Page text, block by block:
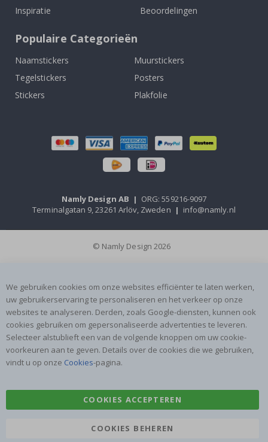
Inspiratie
Beoordelingen
Populaire Categorieën
Naamstickers
Muurstickers
Tegelstickers
Posters
Stickers
Plakfolie
Namly Design AB | ORG: 559216-9097
Terminalgatan 9, 23261 Arlöv, Zweden | info@namly.nl
© Namly Design 2026
We gebruiken cookies om onze websites efficiënter te laten werken,
uw gebruikerservaring te personaliseren en het verkeer op onze
websites te analyseren. Derden, zoals Google-diensten, kunnen ook
cookies gebruiken om gepersonaliseerde advertenties te leveren.
Selecteer alstublieft een van de volgende knoppen om uw cookie-
voorkeuren aan te geven. Details over de cookies die we gebruiken,
vindt u op onze Cookies-pagina.
COOKIES ACCEPTEREN
COOKIES BEHEREN